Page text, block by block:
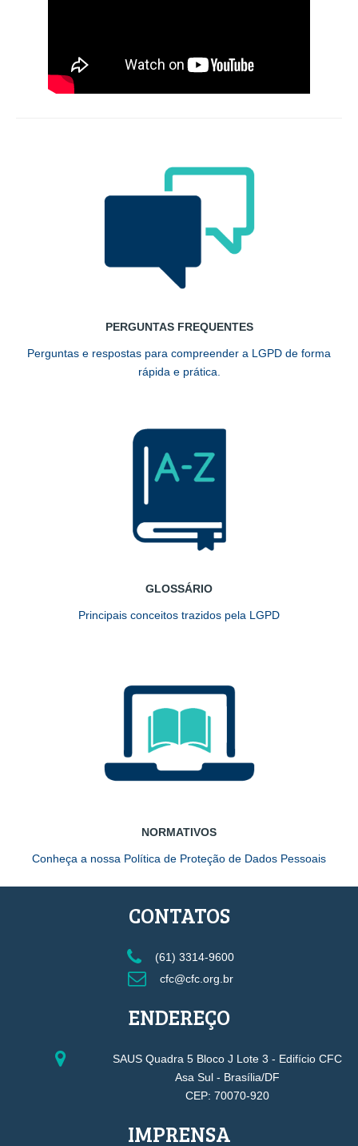
PERGUNTAS FREQUENTES
Perguntas e respostas para compreender a LGPD de forma
rápida e prática.
GLOSSÁRIO
Principais conceitos trazidos pela LGPD
NORMATIVOS
Conheça a nossa Política de Proteção de Dados Pessoais
CONTATOS
(61) 3314-9600
cfc@cfc.org.br
ENDEREÇO
SAUS Quadra 5 Bloco J Lote 3 - Edifício CFC
Asa Sul - Brasília/DF
CEP: 70070-920
IMPRENSA